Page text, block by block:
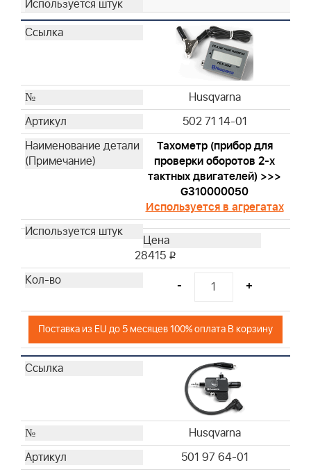
Husqvarna
Husqvarna
Husqvarna
Husqvarna
Husqvarna
Husqvarna
Husqvarna
Husqvarna
Husqvarna
Husqvarna
Husqvarna
Husqvarna
Husqvarna
Husqvarna
Husqvarna
Husqvarna
Husqvarna
Husqvarna
Husqvarna
Husqvarna
Husqvarna
Husqvarna
Husqvarna
Husqvarna
502 71 14-01
Тахометр (прибор для
проверки оборотов 2-х
тактных двигателей) >>>
G310000050
Используется в агрегатах
28415 i
- +
Поставка из EU до 5 месяцев 100% оплата В корзину
Husqvarna
501 97 64-01